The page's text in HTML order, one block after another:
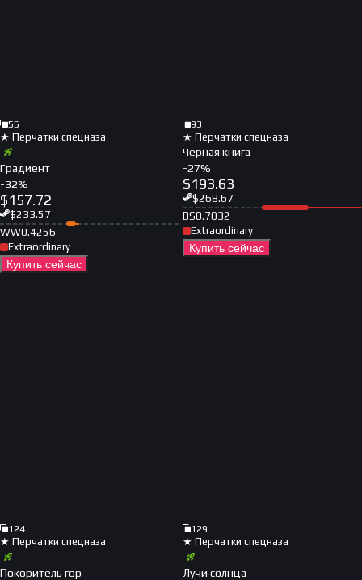
55
★ Перчатки спецназа
Градиент
-32%
$157.72
$233.57
WW0.4256
Extraordinary
Купить сейчас
93
★ Перчатки спецназа
Чёрная книга
-27%
$193.63
$268.67
BS0.7032
Extraordinary
Купить сейчас
124
★ Перчатки спецназа
Покоритель гор
129
★ Перчатки спецназа
Лучи солнца